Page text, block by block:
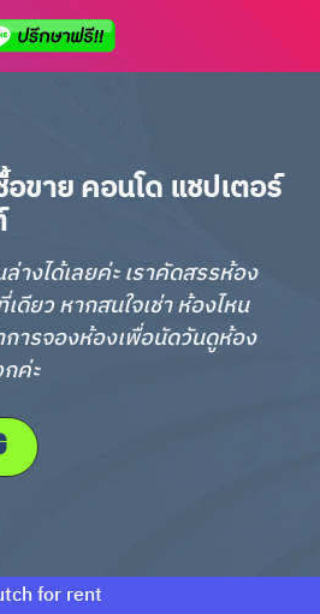
ขาย คอนโด แชปเตอร์
งได้เลยค่ะ เราคัดสรรห้อง
ยว หากสนใจเช่า ห้องไหน
ารจองห้องเพื่อนัดวันดูห้อง
ค่ะ
for rent